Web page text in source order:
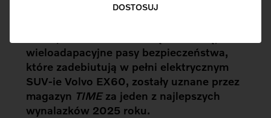
DOSTOSUJ
wieloadapacyjne pasy bezpieczeństwa,
które zadebiutują w pełni elektrycznym
SUV-ie Volvo EX60, zostały uznane przez
magazyn TIMEza jeden z najlepszych
wynalazków 2025 roku.